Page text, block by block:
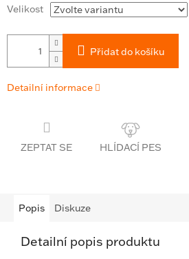
Velikost
Přidat do košíku
Detailní informace
ZEPTAT SE
Popis Diskuze
Detailní popis produktu